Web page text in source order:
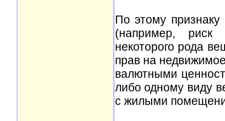
По этому
(например,
некоторого рода
прав на
валютными
либо одному виду
с жилыми